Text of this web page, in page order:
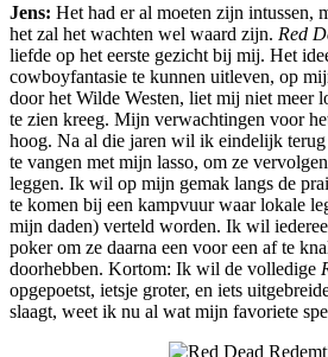
Jens: Het had er al moeten zijn intussen,
het zal het wachten wel waard zijn. Red
liefde op het eerste gezicht bij mij. Het
cowboyfantasie te kunnen uitleven, op
door het Wilde Westen, liet mij niet meer
te zien kreeg. Mijn verwachtingen voor
hoog. Na al die jaren wil ik eindelijk terug
te vangen met mijn lasso, om ze
leggen. Ik wil op mijn gemak langs de
te komen bij een kampvuur waar lokale
mijn daden) verteld worden. Ik wil
poker om ze daarna een voor een af te
doorhebben. Kortom: Ik wil de volledige
opgepoetst, ietsje groter, en iets
slaagt, weet ik nu al wat mijn favoriete